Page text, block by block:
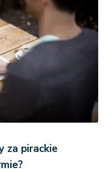
za pirackie